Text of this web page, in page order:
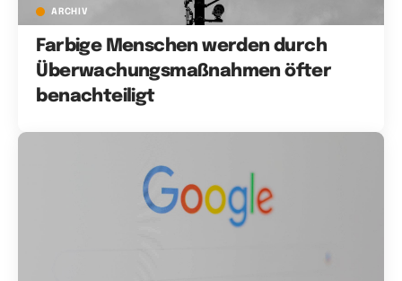
ARCHIV
Farbige Menschen werden durch
Überwachungsmaßnahmen öfter
benachteiligt